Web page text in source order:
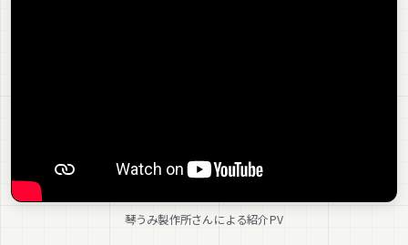
琴うみ製作所さんによる紹介PV